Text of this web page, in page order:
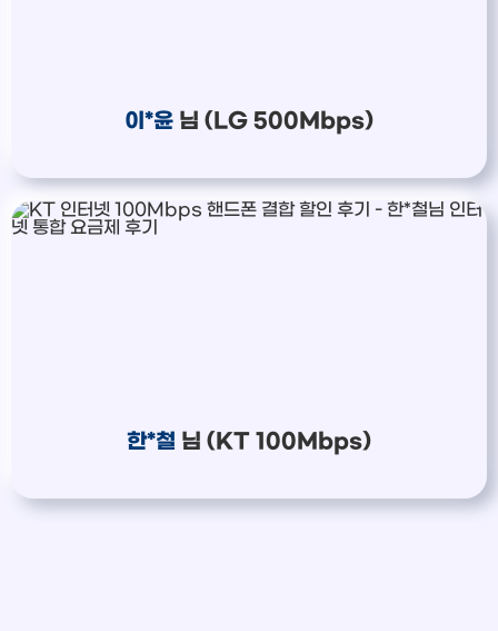
이*윤 님 (LG 500Mbps)
한*철 님 (KT 100Mbps)